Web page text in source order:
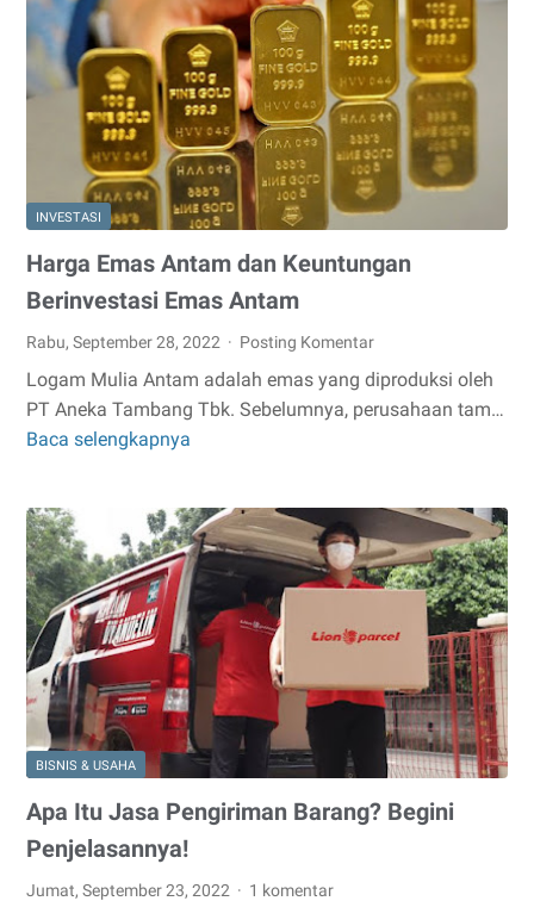
dengan
Jumlah
Subscribers
Terbanyak
INVESTASI
Harga Emas Antam dan Keuntungan
Berinvestasi Emas Antam
Rabu, September 28, 2022 Posting Komentar
Logam Mulia Antam adalah emas yang diproduksi oleh
PT Aneka Tambang Tbk. Sebelumnya, perusahaan tam…
Baca selengkapnya
dan
Keuntungan
Berinvestasi
Emas
Antam
BISNIS & USAHA
Apa Itu Jasa Pengiriman Barang? Begini
Penjelasannya!
Jumat, September 23, 2022 1 komentar